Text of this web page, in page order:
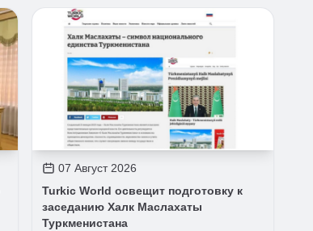
07 Август 2026
Turkic World освещит подготовку к
заседанию Халк Маслахаты
Туркменистана